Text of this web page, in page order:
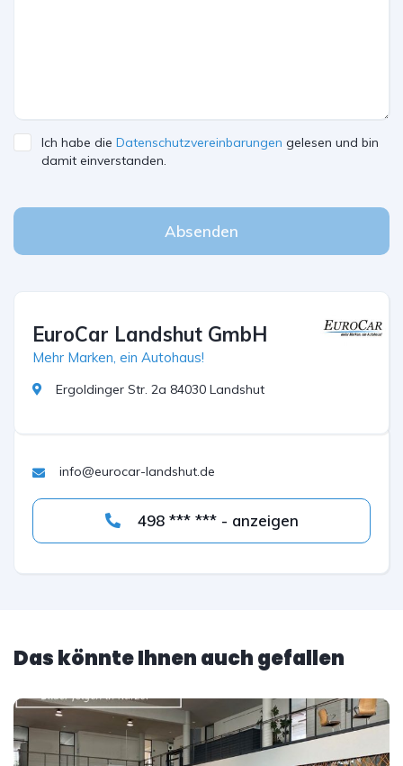
Ich habe die Datenschutzvereinbarungen gelesen und bin
damit einverstanden.
Absenden
EuroCar Landshut GmbH
Mehr Marken, ein Autohaus!
Ergoldinger Str. 2a 84030 Landshut
info@eurocar-landshut.de
498 *** *** - anzeigen
Das könnte Ihnen auch gefallen